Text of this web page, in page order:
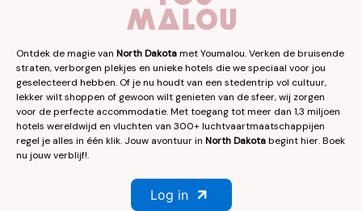
Ontdek de magie van North Dakotamet Youmalou. Verken de bruisende
straten, verborgen plekjes en unieke hotels die we speciaal voor jou
geselecteerd hebben. Of je nu houdt van een stedentrip vol cultuur,
lekker wilt shoppen of gewoon wilt genieten van de sfeer, wij zorgen
voor de perfecte accommodatie. Met toegang tot meer dan 1,3 miljoen
hotels wereldwijd en vluchten van 300+ luchtvaartmaatschappijen
regel je alles in één klik. Jouw avontuur in North Dakotabegint hier. Boek
nu jouw verblijf!.
Log in